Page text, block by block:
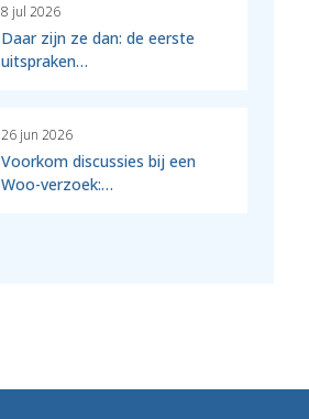
8 jul 2026
Daar zijn ze dan: de eerste
uitspraken…
26 jun 2026
Voorkom discussies bij een
Woo-verzoek:…